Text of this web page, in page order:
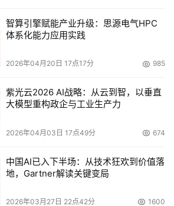
放式接口架构，有了它，硬件加速
器以及诸如新兴的存储类内存这样的高
低延时协同连接。开放式内存接口
一个子集，可以为一个系统内的CPU
年来在分离式内存控制器方面的丰富
成员微芯科技(Microchip
使用了IBM贡献的OMI设计，并与其进
示，这款新控制器可以让同一设备内的
为中心的设备对内存通道的使用率达到
智算引擎赋能产业升级：思源电气HPC
体系化能力应用实践
2026年04月20日 17点17分 985
紫光云2026 AI战略：从云到智，以垂直
大模型重构政企与工业生产力
2026年04月03日 17点49分 674
中国AI已入下半场：从技术狂欢到价值落
地，Gartner解读关键变局
2026年03月27日 22点42分 1600